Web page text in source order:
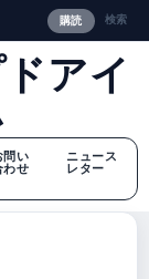
購読 検索
アイ
問い
わせ
ニュース
レター